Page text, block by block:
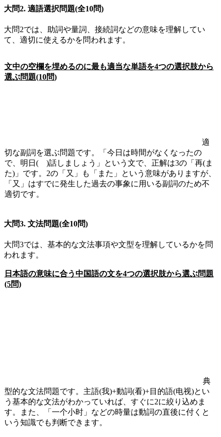
大問2. 適語選択問題(全10問)
大問2では、助詞や量詞、接続詞などの意味を理解してい
て、適切に使えるかを問われます。
文中の空欄を埋めるのに最も適当な単語を4つの選択肢から
選ぶ問題(10問)
適
切な副詞を選ぶ問題です。「今日は時間がなくなったの
で、明日 ( )話しましょう」という文で、正解は3の「再(ま
た) 」です。 2の「又」も「また」という意味がありますが、
「又」はすでに発生した過去の事象に用いる副詞のため不
適切です。
大問3. 文法問題(全10問)
大問3では、基本的な文法事項や文型を理解しているかを問
われます。
日本語の意味に合う中国語の文を4つの選択肢から選ぶ問題
(5問)
典
型的な文法問題です。主語(我)+動詞(看)+目的語(电视)とい
う基本的な文法がわかっていれば、すぐに2に絞り込めま
す。また、「一个小时」などの時量は動詞の直後に付くと
いう知識でも判断できます。